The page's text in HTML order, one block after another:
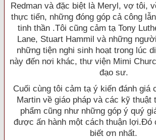
Redman và đặc biệt là Meryl, vợ tôi,
thực tiển, những đóng góp cả công
tinh thần .Tôi cũng cảm tạ Tony
Lane, Stuart Hammil và những
những tiện nghi sinh hoạt trong lúc
này đến nơi khác, thư viện Mimi
đạo sư.
Cuối cùng tôi cảm tạ ý kiến đánh giá
Martin về giáo pháp và các kỹ thuật
phẩm cũng như những góp ý quý
được ấn hành một cách thuận lợi.Ðó
biết ơn nhất.